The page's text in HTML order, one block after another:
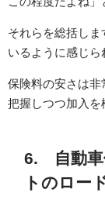
それらを総括しま
いるように感じら
保険料の安さは非
把握しつつ加入を
6. 自動車
トのロー